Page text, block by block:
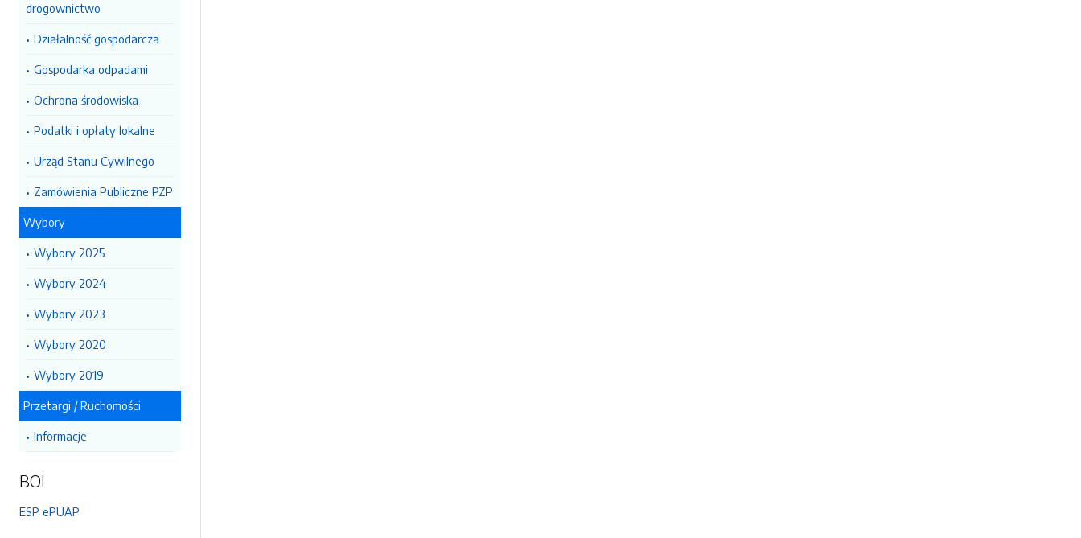
drogownictwo
Działalność gospodarcza
Gospodarka odpadami
Ochrona środowiska
Podatki i opłaty lokalne
Urząd Stanu Cywilnego
Zamówienia Publiczne PZP
Wybory
Wybory 2025
Wybory 2024
Wybory 2023
Wybory 2020
Wybory 2019
Przetargi / Ruchomości
Informacje
BOI
ESP ePUAP